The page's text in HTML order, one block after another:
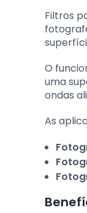
Filtros
O
uma
ondas
As